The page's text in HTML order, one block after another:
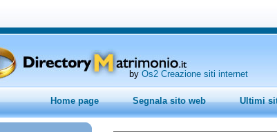
by Os2 Creazione siti internet
Home page Segnala sito web Ultimi